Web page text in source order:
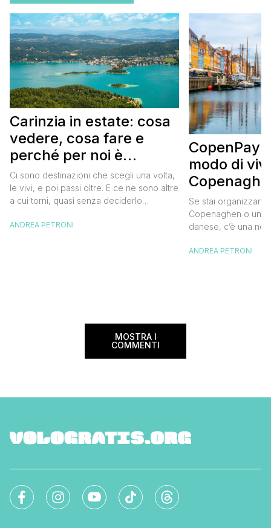
Carinzia in estate: cosa
vedere, cosa fare e
perché per noi è
diventata una
destinazione del cuore
Ci sono destinazioni che scegli una volta,
le vivi, e poi passi oltre. E ce ne sono altre
a cui torni, quasi senza deciderlo
richiamarti indietro più che il contrario. Per
ANDREA PETRONI
CopenPay:
modo di
meglio e
meno
Se stai
Copenaghen o un
danese, c’è una
CopenPay ed è
ANDREA PETRONI
MOSTRA I
COMMENTI